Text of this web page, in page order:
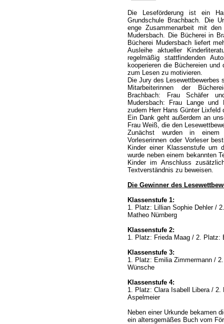
Die Leseförderung ist ein
Grundschule Brachbach. Die
enge Zusammenarbeit mit
Mudersbach. Die Bücherei in
Bücherei Mudersbach liefert
Ausleihe aktueller
regelmäßig stattfindenden
kooperieren die Büchereien
zum Lesen zu motivieren.
Die Jury des
Mitarbeiterinnen der
Brachbach: Frau Schäfer
Mudersbach: Frau Lange und
zudem Herr Hans Günter Lixfeld
Ein Dank geht außerdem an
Frau Weiß, die den
Zunächst wurden in einem
Vorleserinnen oder Vorleser
Kinder einer Klassenstufe um
wurde neben einem bekannten
Kinder im Anschluss
Textverständnis zu beweisen.
Die Gewinner des
Klassenstufe 1:
1. Platz: Lillian Sophie Dehler /
Matheo Nürnberg
Klassenstufe 2:
1. Platz: Frieda Maag / 2. Platz:
Klassenstufe 3:
1. Platz: Emilia Zimmermann /
Wünsche
Klassenstufe 4:
1. Platz: Clara Isabell Libera /
Aspelmeier
Neben einer Urkunde bekamen
ein altersgemäßes Buch vom